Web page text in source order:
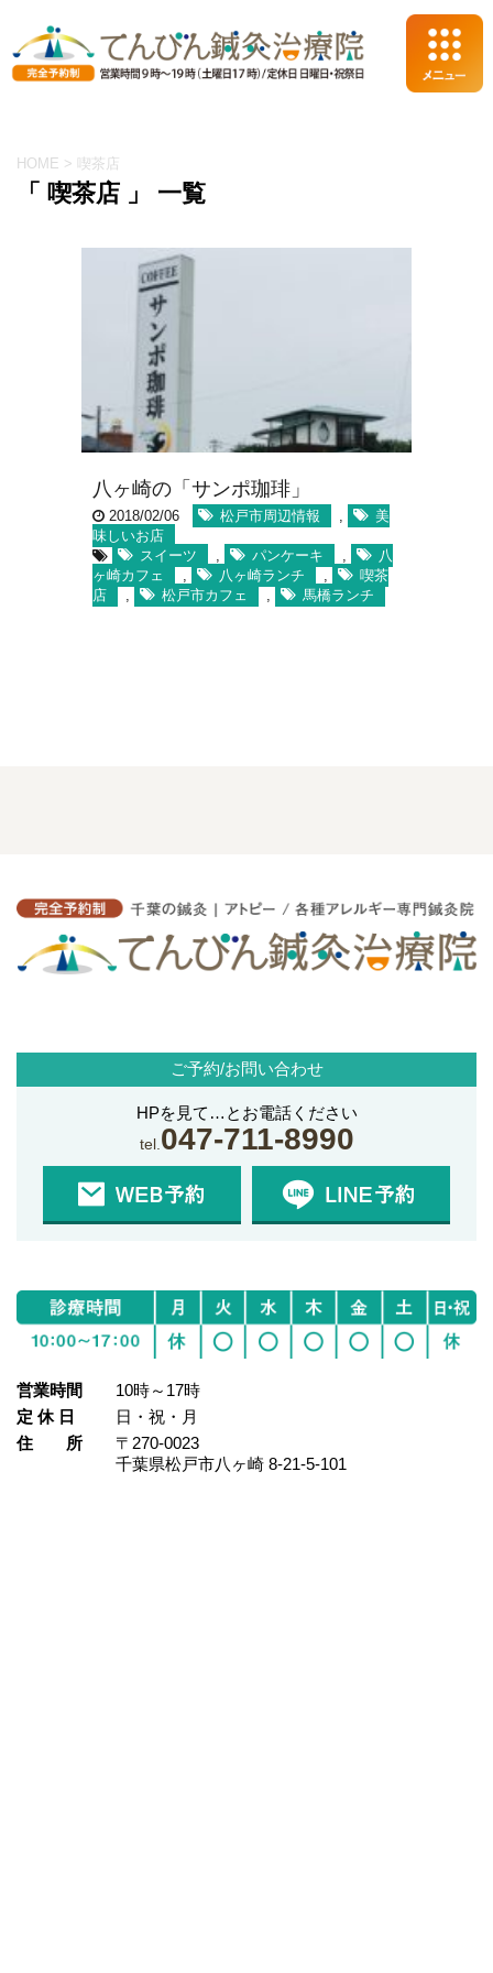
HOME > 喫茶店
「 喫茶店 」 一覧
八ヶ崎の「サンポ珈琲」
2018/02/06 松戸市周辺情報 ,
美
味しいお店
スイーツ
, パンケーキ ,
八
ヶ崎カフェ
, 八ヶ崎ランチ ,
喫茶
店
, 松戸市カフェ , 馬橋ランチ
営業時間
10時～17時
定 休 日
日・祝・月
住 所
〒270-0023
千葉県松戸市八ヶ崎 8‐21‐5‐101
ご予約/お問い合わせ
HPを見て…とお電話ください
tel. 047-711-8990